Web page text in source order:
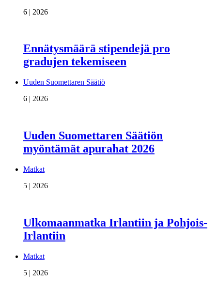
6 | 2026
Ennätysmäärä stipendejä pro
gradujen tekemiseen
Uuden Suomettaren Säätiö
6 | 2026
Uuden Suomettaren Säätiön
myöntämät apurahat 2026
Matkat
5 | 2026
Ulkomaanmatka Irlantiin ja Pohjois-
Irlantiin
Matkat
5 | 2026